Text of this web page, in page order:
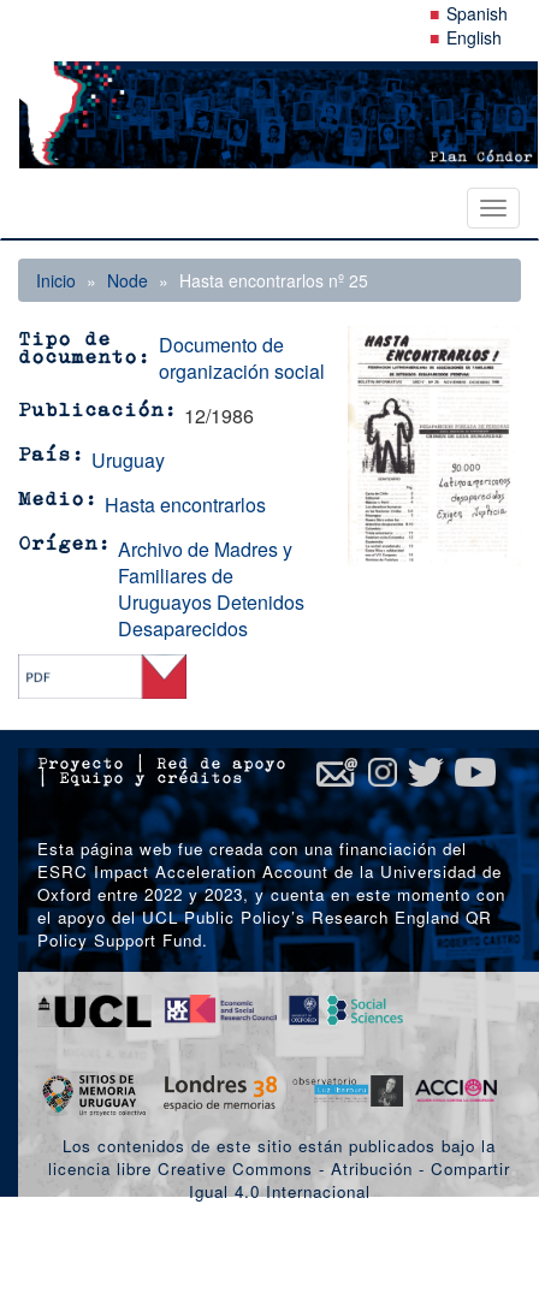
contenido
principal
Spanish
English
Inicio
Node Hasta encontrarlos nº 25
Tipo de
documento
Documento de
organización social
Publicación 12/1986
País Uruguay
Medio Hasta encontrarlos
Orígen
Archivo de Madres y
Familiares de
Uruguayos Detenidos
Desaparecidos
Proyecto | Red de apoyo
|
Equipo y créditos
Esta página web fue creada con una financiación del
ESRC Impact Acceleration Account de la Universidad de
Oxford entre 2022 y 2023, y cuenta en este momento con
el apoyo del UCL Public Policy’s Research England QR
Policy Support Fund.
Los contenidos de este sitio están publicados bajo la
licencia libre Creative Commons - Atribución - Compartir
Igual 4.0 Internacional